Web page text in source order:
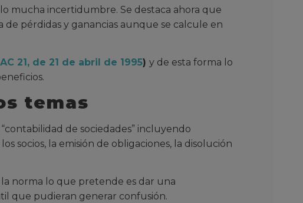
mucha incertidumbre. Se destaca ahora que
pérdidas y ganancias aunque se calcule en
21, de 21 de abril de 1995) y de esta forma lo
temas
de sociedades” incluyendo
socios, la emisión de obligaciones, la disolución
norma lo que pretende es dar una
que pudieran generar confusión.